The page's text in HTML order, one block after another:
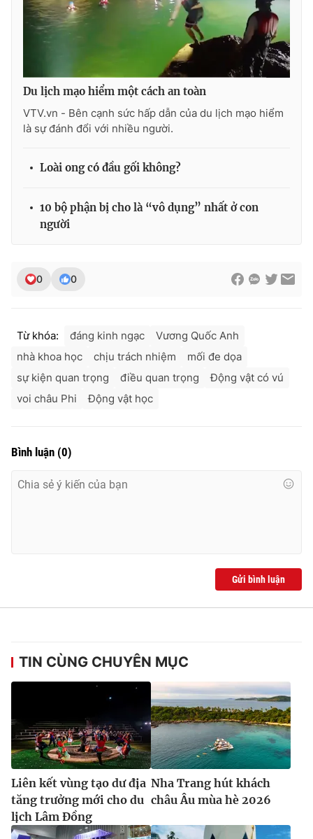
Theo dõi báo trên
Cơ quan chủ quản: Đài Truyền hình Việt Nam
Giấy phép hoạt động báo in và báo điện tử số 483/GP-BTTTT
cấp ngày 29/12/2023
Nguyễn Trọng Ninh
Email:toasoan@vtv.vn
Liên hệ quảng cáo:024-7300.7108
thuận bằng văn bản. Ghi rõ nguồn VTV.vn khi phát hành lại
Du lịch mạo hiểm một cách an toàn
VTV.vn - Bên cạnh sức hấp dẫn của du lịch mạo hiểm
là sự đánh đổi với nhiều người.
Loài ong có đầu gối không?
10 bộ phận bị cho là “vô dụng” nhất ở con
người
0 0
Từ khóa: đáng kinh ngạc
Vương Quốc Anh
nhà khoa học
chịu trách nhiệm
mối đe dọa
sự kiện quan trọng
điều quan trọng
Động vật có vú
voi châu Phi
Động vật học
Bình luận (0)
Gửi bình luận
TIN CÙNG CHUYÊN MỤC
Liên kết vùng tạo dư địa
tăng trưởng mới cho du
lịch Lâm Đồng
Nha Trang hút khách
châu Âu mùa hè 2026